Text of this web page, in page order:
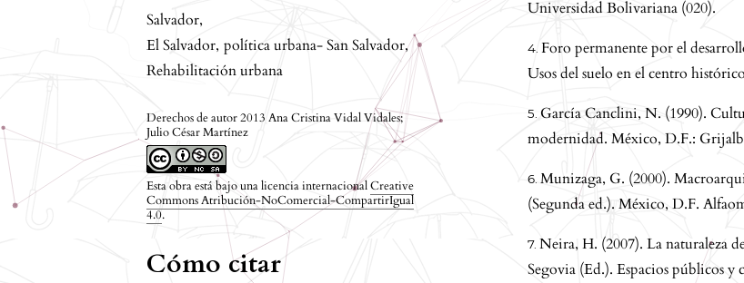
Salvador,
El Salvador, política urbana- San Salvador,
Rehabilitación urbana
Derechos de autor 2013 Ana Cristina Vidal Vidales;
Julio César Martínez
Esta obra está bajo una licencia internacionalCreative
Commons Atribución-NoComercial-CompartirIgual
4.0.
Cómo citar
Universidad Bolivariana (020).
Foro permanente por el
Usos del suelo en el centro
García Canclini, N. (1990).
modernidad. México, D.F.:
Munizaga, G. (2000).
(Segunda ed.). México, D.F.
Neira, H. (2007). La naturaleza
Segovia (Ed.). Espacios públicos